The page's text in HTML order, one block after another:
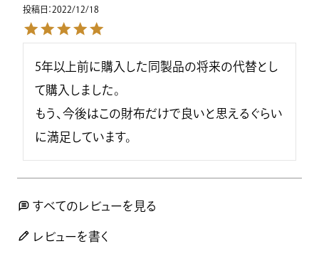
投稿日 2022/12/18
5年以上前に購入した同製品の将来の代替とし
て購入しました。
もう、今後はこの財布だけで良いと思えるぐらい
に満足しています。
すべてのレビューを見る
レビューを書く